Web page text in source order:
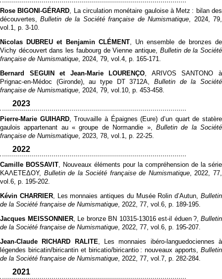
Rose BIGONI-GÉRARD , La circulation monétaire gauloise à Metz : bilan des
découvertes,Bulletin de la Société française de Numismatique , 2024, 79,
vol.1, p. 3‑10.
Nicolas DUBREU et Benjamin CLÉMENT, Un ensemble de bronzes de
Vichy découvert dans les faubourg de Vienne antique, Bulletin de la Société
française de Numismatique , 2024, 79, vol.4, p. 165‑171.
Bernard SEGUIN et Jean-Marie LOURENÇO , ARIVOS SANTONO à
Prignac-en-Médoc (Gironde), au type DT 3712A, Bulletin de la Société
française de Numismatique , 2024, 79, vol.10, p. 453‑458.
2023
Pierre-Marie GUIHARD, Trouvaille à Épaignes (Eure) d’un quart de statère
gaulois appartenant au « groupe de Normandie », Bulletin de la Société
française de Numismatique , 2023, 78, vol.1, p. 22‑25.
2022
Camille BOSSAVIT , Nouveaux éléments pour la compréhension de la série
ΚΑΛΕΤΕΔΟΥ, Bulletin de la Société française de Numismatique, 2022, 77,
vol.6, p. 195‑202.
Kévin CHARRIER, Les monnaies antiques du Musée Rolin d’Autun,Bulletin
de la Société française de Numismatique , 2022, 77, vol.6, p. 189‑195.
Jacques MEISSONNIER, Le bronze BN 10315-13016 est-il éduen ?, Bulletin
de la Société française de Numismatique , 2022, 77, vol.6, p. 195‑207.
Jean-Claude RICHARD RALITE , Les monnaies ibéro-languedociennes à
légendes biricatin/biricantin et biricatio/biricantio : nouveaux apports, Bulletin
de la Société française de Numismatique , 2022, 77, vol.7, p. 282‑284.
2021